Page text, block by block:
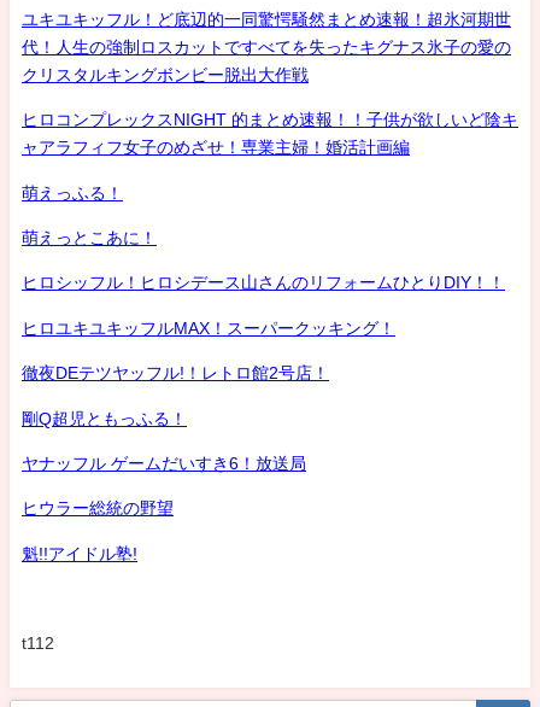
ユキユキッフル！ど底辺的一同驚愕騒然まとめ速報！超氷河期世
代！人生の強制ロスカットですべてを失ったキグナス氷子の愛の
クリスタルキングボンビー脱出大作戦
ヒロコンプレックスNIGHT 的まとめ速報！！子供が欲しいど陰キ
ャアラフィフ女子のめざせ！専業主婦！婚活計画編
萌えっふる！
萌えっとこあに！
ヒロシッフル！ヒロシデース山さんのリフォームひとりDIY！！
ヒロユキユキッフルMAX！スーパークッキング！
徹夜DEテツヤッフル!！レトロ館2号店！
剛Q超児ともっふる！
ヤナッフル ゲームだいすき6！放送局
ヒウラー総統の野望
魁!!アイドル塾!
t112